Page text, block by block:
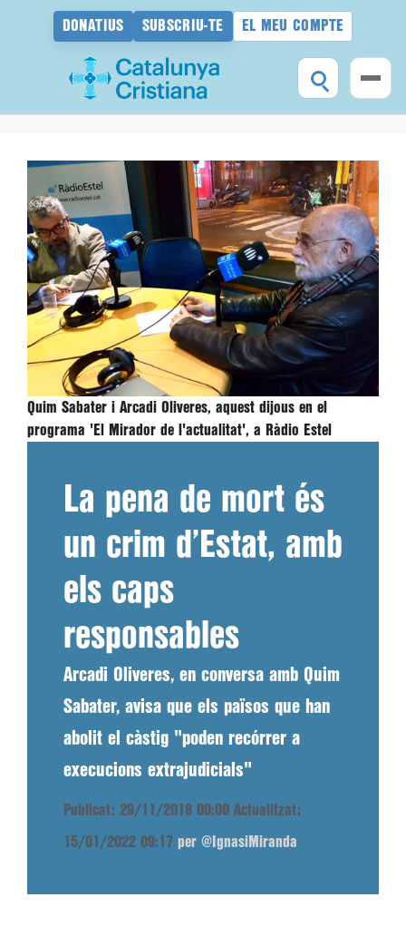
DONATIUS SUBSCRIU-TE EL MEU COMPTE
contingut
Quim Sabater i Arcadi Oliveres, aquest dijous en el
programa 'El Mirador de l'actualitat', a Ràdio Estel
La pena de mort és
un crim d’Estat, amb
els caps
responsables
Arcadi Oliveres, en conversa amb Quim
Sabater, avisa que els països que han
abolit el càstig "poden recórrer a
execucions extrajudicials"
Publicat: 29/11/2018 00:00 Actualitzat:
15/01/2022 09:17 per @IgnasiMiranda